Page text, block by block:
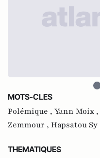
MOTS-CLES
Polémique , Yann Moix ,
Zemmour , Hapsatou Sy
THEMATIQUES